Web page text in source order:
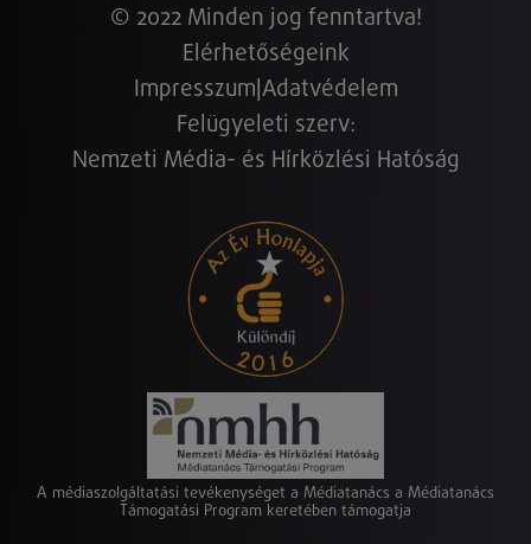
© 2022 Minden jog fenntartva!
Elérhetőségeink
Impresszum Adatvédelem
Felügyeleti szerv:
Nemzeti Média- és Hírközlési Hatóság
A médiaszolgáltatási tevékenységet a Médiatanács a Médiatanács
Támogatási Program keretében támogatja